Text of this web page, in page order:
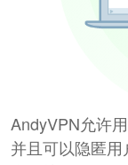
AndyVPN允许
并且可以隐匿